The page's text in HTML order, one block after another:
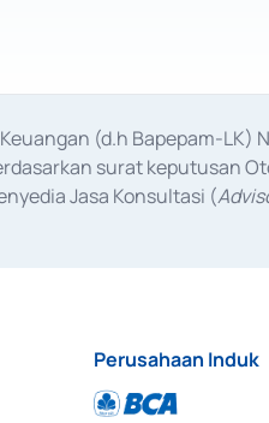
(d.h Bapepam-LK)
surat keputusan
Jasa Konsultasi (
Perusahaan Induk